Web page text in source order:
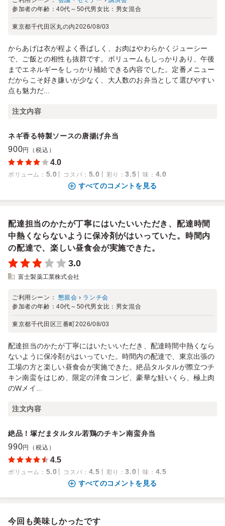
参加者の年齢：40代～50代男女比： 男女混合
東京都千代田区丸の内2026/08/03
からあげは衣が程よく香ばしく、お肉はやわらかくジューシー
で、ご飯との相性も抜群です。ボリュームもしっかりあり、午後
までエネルギーをしっかり補給できる内容でした。定番メニュー
だからこそ好き嫌いが少なく、大人数のお弁当として選びやすい
点も魅力だ...
注文内容
ネギ香る特製ソースの唐揚げ弁当
900円（税込）
4.0
ボリューム ： 5.0 コスパ ： 5.0 彩り ：3.5 味 ： 4.0
すべてのコメントを見る
配達担当のかたが丁寧にはいたいいただき、配達時間
中熱くならないように保冷剤がはいっていた。時間内
の配達で、楽しい昼食会が実施できた。
3.0
富士製薬工業株式会社
ご利用シーン： 懇親会 › ランチ会
参加者の年齢：40代～50代男女比： 男女混合
東京都千代田区三番町2026/08/03
配達担当のかたが丁寧にはいたいいただき、配達時間中熱くなら
ないように保冷剤がはいっていた。時間内の配達で、東京出張の
工場の方と楽しい昼食会が実施できた。絶品タルタルが際立つチ
キン南蛮をはじめ、限定の洋食コンビ、豪華な鮭いくら、極上肉
のWメイ...
注文内容
絶品！塚だまタルタル若鶏のチキン南蛮弁当
990円（税込）
4.5
ボリューム ： 5.0 コスパ ： 4.5 彩り ：3.0 味 ： 4.5
すべてのコメントを見る
今回も美味しかったです